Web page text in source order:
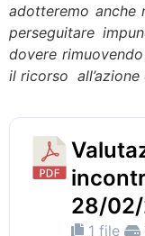
adotteremo anche
perseguitare
dovere
il ricorso
28/
1 file